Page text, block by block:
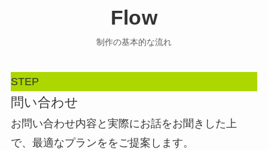
Flow
制作の基本的な流れ
STEP
問い合わせ
お問い合わせ内容と実際にお話をお聞きした上
で、最適なプランををご提案します。